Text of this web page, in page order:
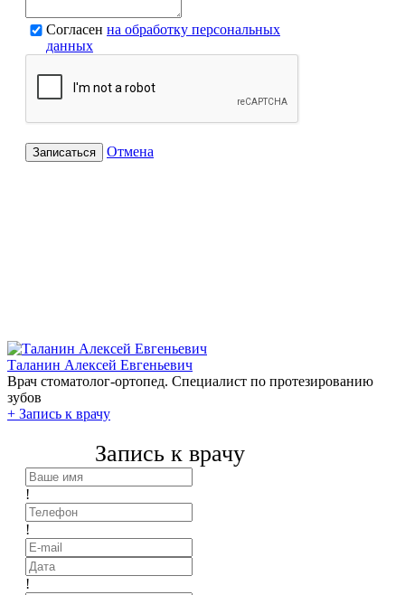
Согласен на обработку персональных
данных
Записаться Отмена
Таланин Алексей Евгеньевич
Врач стоматолог-ортопед. Специалист по протезированию
зубов
+ Запись к врачу
Запись к врачу
!
!
!